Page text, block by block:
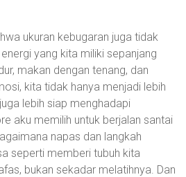
ukuran kebugaran juga tidak
yang kita miliki sepanjang
makan dengan tenang, dan
kita tidak hanya menjadi lebih
lebih siap menghadapi
aku memilih untuk berjalan santai
napas dan langkah
seperti memberi tubuh kita
bukan sekadar melatihnya. Dan